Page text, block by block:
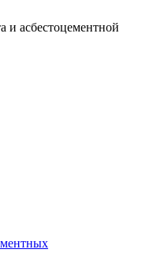
и асбестоцементной